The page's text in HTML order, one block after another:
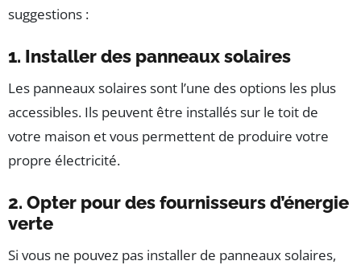
suggestions :
1. Installer des panneaux solaires
Les panneaux solaires sont l’une des options les plus
accessibles. Ils peuvent être installés sur le toit de
votre maison et vous permettent de produire votre
propre électricité.
2. Opter pour des fournisseurs d’énergie
verte
Si vous ne pouvez pas installer de panneaux solaires,